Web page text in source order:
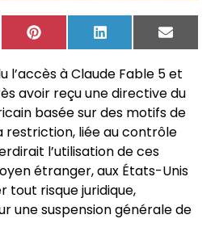
Pinterest LinkedIn
Email
l’accès à Claude Fable 5 et
avoir reçu une directive du
basée sur des motifs de
restriction, liée au contrôle
l’utilisation de ces
étranger, aux États-Unis
tout risque juridique,
une suspension générale de